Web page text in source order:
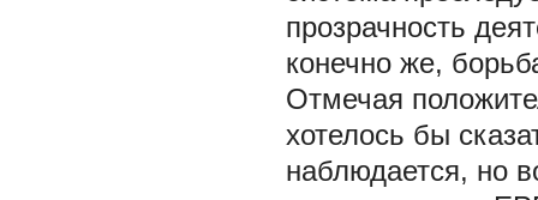
прозрачность
конечно же,
Отмечая
хотелось бы
наблюдается, но